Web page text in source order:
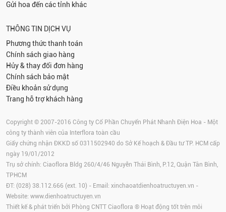
Gửi hoa đến các tỉnh khác
THÔNG TIN DỊCH VỤ
Phương thức thanh toán
Chính sách giao hàng
Hủy & thay đổi đơn hàng
Chính sách bảo mật
Điều khoản sử dụng
Trang hỗ trợ khách hàng
Copyright © 2007-2016 Công ty Cổ Phần Chuyển Phát Nhanh Điện Hoa - Một
công ty thành viên của Interflora toàn cầu
Giấy chứng nhận ĐKKD số 0311502940 do Sở Kế hoạch & Đầu tư TP. HCM cấp
ngày 19/01/2012
Trụ sở chính: Ciaoflora Bldg 260/4/46 Nguyễn Thái Bình, P.12, Quận Tân Bình,
TPHCM
ĐT: (028) 38.112.666 (ext. 10) - Email: xinchaoatdienhoatructuyen.vn -
Website: www.dienhoatructuyen.vn
Thiết kế & phát triển bởi Phòng CNTT Ciaoflora ® Hoạt động tốt trên môi